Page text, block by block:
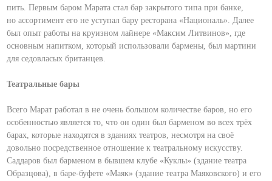
пить. Первым баром Марата стал бар закрытого типа при банке,
но ассортимент его не уступал бару ресторана «Националь». Далее
был опыт работы на круизном лайнере «Максим Литвинов», где
основным напитком, который использовали бармены, был мартини
для седовласых британцев.
Театральные бары
Всего Марат работал в не очень большом количестве баров, но его
особенностью является то, что он один был барменом во всех трёх
барах, которые находятся в зданиях театров, несмотря на своё
довольно посредственное отношение к театральному искусству.
Саддаров был барменом в бывшем клубе «Куклы» (здание театра
Образцова), в баре-буфете «Маяк» (здание театра Маяковского) и его